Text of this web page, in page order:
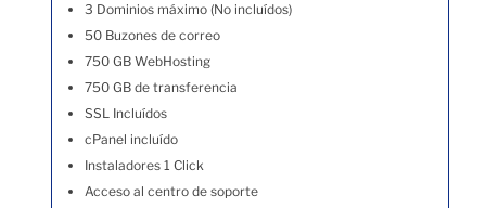
3 Dominios máximo (No incluídos)
50 Buzones de correo
750 GB WebHosting
750 GB de transferencia
SSL Incluídos
cPanel incluído
Instaladores 1 Click
Acceso al centro de soporte